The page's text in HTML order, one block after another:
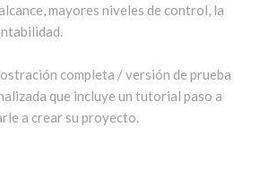
mayores niveles de control, la
completa / versión de prueba
que incluye un tutorial paso a
a crear su proyecto.